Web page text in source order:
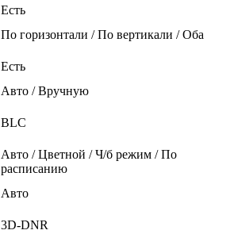
Есть
По горизонтали / По вертикали / Оба
Есть
Авто / Вручную
BLC
Авто / Цветной / Ч/б режим / По
расписанию
Авто
3D-DNR